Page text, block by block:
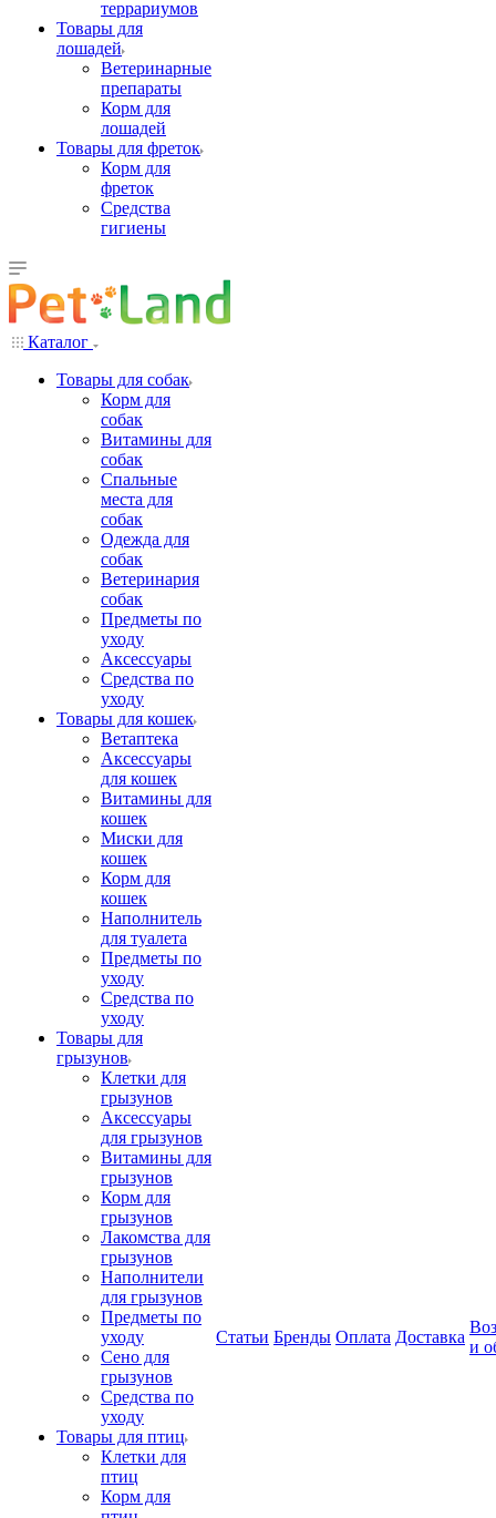
террариумов
Товары для
лошадей
Ветеринарные
препараты
Корм для
лошадей
Товары для фреток
Корм для
фреток
Средства
гигиены
Каталог
Товары для собак
Корм для
собак
Витамины для
собак
Спальные
места для
собак
Одежда для
собак
Ветеринария
собак
Предметы по
уходу
Аксессуары
Средства по
уходу
Товары для кошек
Ветаптека
Аксессуары
для кошек
Витамины для
кошек
Миски для
кошек
Корм для
кошек
Наполнитель
для туалета
Предметы по
уходу
Средства по
уходу
Товары для
грызунов
Клетки для
грызунов
Аксессуары
для грызунов
Витамины для
грызунов
Корм для
грызунов
Лакомства для
грызунов
Наполнители
для грызунов
Предметы по
уходу
Сено для
грызунов
Средства по
уходу
Товары для птиц
Клетки для
птиц
Корм для
Статьи Бренды Оплата Доставка
и